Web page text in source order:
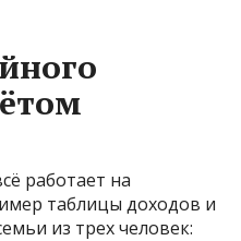
работает на
таблицы доходов и
из трех человек: